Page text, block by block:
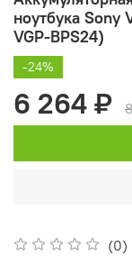
ноутбука Sony
VGP-BPS24)
(0)
-24%
6 264 ₽